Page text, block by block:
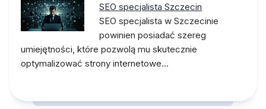
SEO specjalista Szczecin
SEO specjalista w Szczecinie
powinien posiadać szereg
umiejętności, które pozwolą mu skutecznie
optymalizować strony internetowe…